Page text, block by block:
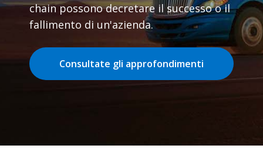
chain possono decretare il successo o il
fallimento di un'azienda.
Consultate gli approfondimenti